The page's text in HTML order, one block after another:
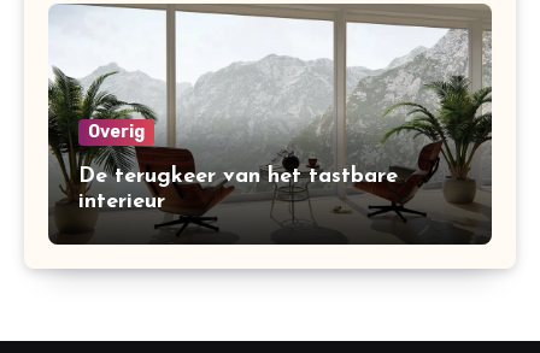
Overig
De terugkeer van het tastbare
interieur